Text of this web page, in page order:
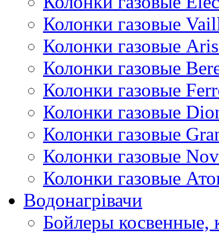
Колонки газовые
Колонки газовые
Колонки газовые
Колонки газовые
Колонки газовые
Колонки газовые
Колонки газовые
Колонки газовые
Водонагрівачи
Бойлеры косвенные,